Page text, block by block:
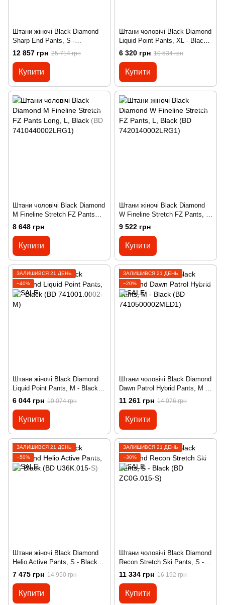
Штани жіночі Black Diamond
Sharp End Pants, S -
Paintbrush (BD HU53.656-S)
12 857 грн 25 714 грн
Купити
Штани чоловічі Black Diamond
Liquid Point Pants, XL - Black
(BD I9WD.015-XL)
6 320 грн 10 534 грн
Купити
Штани чоловічі Black Diamond
M Fineline Stretch FZ Pants
Long, L, Black (BD
7410440002LRG1)
8 648 грн
Купити
Штани жіночі Black Diamond
W Fineline Stretch FZ Pants, L,
Black (BD 7420140002LRG1)
9 522 грн
Купити
ЗАЛИШИВСЯ 21 ДЕНЬ
−40%
Штани жіночі Black Diamond
Liquid Point Pants, M - Black
(BD 741001.0002-M)
6 044 грн 10 074 грн
Купити
ЗАЛИШИВСЯ 21 ДЕНЬ
−20%
Штани чоловічі Black Diamond
Dawn Patrol Hybrid Pants, M -
Black (BD 7410500002MED1)
11 261 грн 14 076 грн
Купити
ЗАЛИШИВСЯ 21 ДЕНЬ
−50%
Штани жіночі Black Diamond
Helio Active Pants, S - Black
(BD U36K.015-S)
7 475 грн 14 950 грн
Купити
ЗАЛИШИВСЯ 21 ДЕНЬ
−30%
Штани чоловічі Black Diamond
Recon Stretch Ski Pants, S -
Black (BD ZC0G.015-S)
11 334 грн 16 192 грн
Купити